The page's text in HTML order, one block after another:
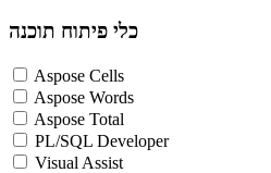
כלי פיתוח תוכנה
Aspose Cells
Aspose Words
Aspose Total
PL/SQL Developer
Visual Assist